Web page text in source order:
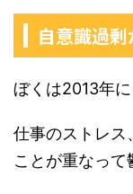
自意識過
ぼくは2013年に
仕事のストレス
ことが重なって